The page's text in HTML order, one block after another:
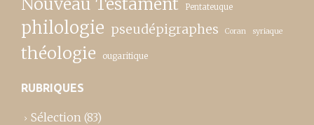
Pentateuque
philologie pseudépigraphes Coran syriaque
théologie ougaritique
RUBRIQUES
Sélection (83)